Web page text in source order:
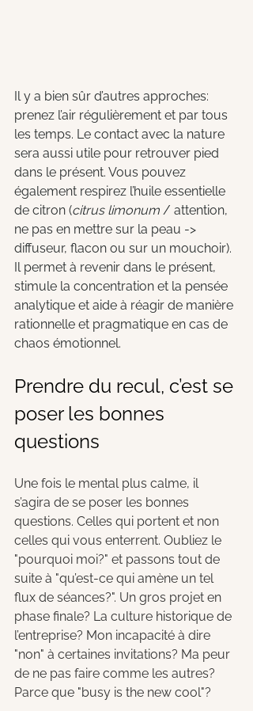
Il y a bien sûr d’autres approches:
prenez l’air régulièrement et par tous
les temps. Le contact avec la nature
sera aussi utile pour retrouver pied
dans le présent. Vous pouvez
également respirez l’huile essentielle
de citron (citrus limonum / attention,
ne pas en mettre sur la peau ->
diffuseur, flacon ou sur un mouchoir).
Il permet à revenir dans le présent,
stimule la concentration et la pensée
analytique et aide à réagir de manière
rationnelle et pragmatique en cas de
chaos émotionnel.
Prendre du recul, c’est se
poser les bonnes
questions
Une fois le mental plus calme, il
s’agira de se poser les bonnes
questions. Celles qui portent et non
celles qui vous enterrent. Oubliez le
"pourquoi moi?" et passons tout de
suite à "qu’est-ce qui amène un tel
flux de séances?". Un gros projet en
phase finale? La culture historique de
l’entreprise? Mon incapacité à dire
"non" à certaines invitations? Ma peur
de ne pas faire comme les autres?
Parce que "busy is the new cool"?